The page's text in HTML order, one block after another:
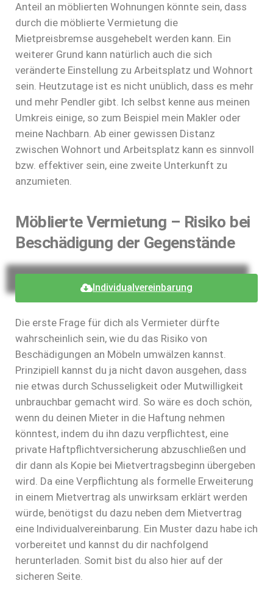
Anteil an möblierten Wohnungen könnte sein, dass
durch die möblierte Vermietung die
Mietpreisbremse ausgehebelt werden kann. Ein
weiterer Grund kann natürlich auch die sich
veränderte Einstellung zu Arbeitsplatz und Wohnort
sein. Heutzutage ist es nicht unüblich, dass es mehr
und mehr Pendler gibt. Ich selbst kenne aus meinen
Umkreis einige, so zum Beispiel mein Makler oder
meine Nachbarn. Ab einer gewissen Distanz
zwischen Wohnort und Arbeitsplatz kann es sinnvoll
bzw. effektiver sein, eine zweite Unterkunft zu
anzumieten.
Möblierte Vermietung – Risiko bei
Beschädigung der Gegenstände
Individualvereinbarung
Die erste Frage für dich als Vermieter dürfte
wahrscheinlich sein, wie du das Risiko von
Beschädigungen an Möbeln umwälzen kannst.
Prinzipiell kannst du ja nicht davon ausgehen, dass
nie etwas durch Schusseligkeit oder Mutwilligkeit
unbrauchbar gemacht wird. So wäre es doch schön,
wenn du deinen Mieter in die Haftung nehmen
könntest, indem du ihn dazu verpflichtest, eine
private Haftpflichtversicherung abzuschließen und
dir dann als Kopie bei Mietvertragsbeginn übergeben
wird. Da eine Verpflichtung als formelle Erweiterung
in einem Mietvertrag als unwirksam erklärt werden
würde, benötigst du dazu neben dem Mietvertrag
eine Individualvereinbarung. Ein Muster dazu habe ich
vorbereitet und kannst du dir nachfolgend
herunterladen. Somit bist du also hier auf der
sicheren Seite.